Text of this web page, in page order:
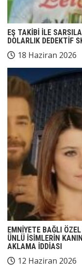
EŞ TAKİBİ İLE
DOLARLIK DEDEKTİF
18 Haziran 2026
EMNİYETE BAĞLI
ÜNLÜ İSİMLERİN
AKLAMA İDDİASI
12 Haziran 2026